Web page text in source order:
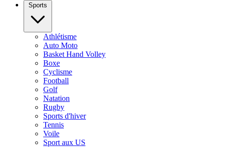
Sports
Athlétisme
Auto Moto
Basket Hand Volley
Boxe
Cyclisme
Football
Golf
Natation
Rugby
Sports d'hiver
Tennis
Voile
Sport aux US